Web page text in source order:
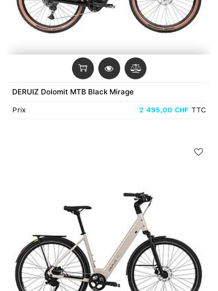
DERUIZ Dolomit MTB Black Mirage
Prix 2 495,00 CHF TTC